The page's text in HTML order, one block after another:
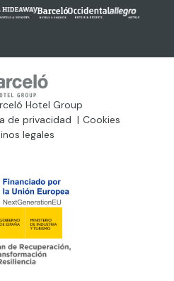
Hotel Group
de privacidad
Cookies
legales